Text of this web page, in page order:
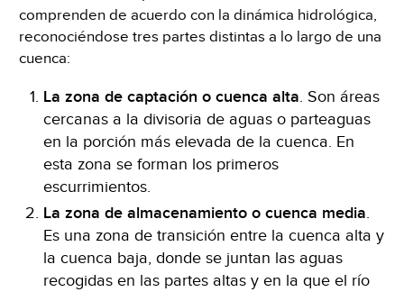
comprenden de acuerdo con la dinámica hidrológica,
reconociéndose tres partes distintas a lo largo de una
cuenca:
La zona de captación o cuenca alta. Son áreas
cercanas a la divisoria de aguas o parteaguas
en la porción más elevada de la cuenca. En
esta zona se forman los primeros
escurrimientos.
La zona de almacenamiento o cuenca media.
Es una zona de transición entre la cuenca alta y
la cuenca baja, donde se juntan las aguas
recogidas en las partes altas y en la que el río